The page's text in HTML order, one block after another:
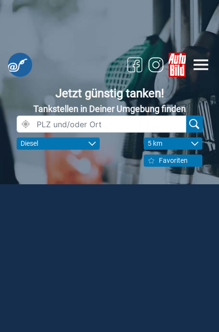
Jetzt günstig tanken!
Tankstellen in Deiner Umgebung finden
Diesel 5 km
Favoriten